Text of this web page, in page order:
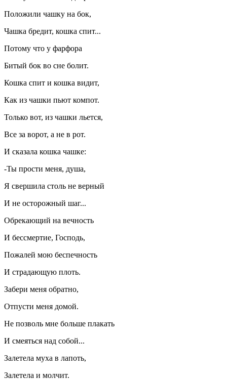
Положили чашку на бок,
Чашка бредит, кошка спит...
Потому что у фарфора
Битый бок во сне болит.
Кошка спит и кошка видит,
Как из чашки пьют компот.
Только вот, из чашки льется,
Все за ворот, а не в рот.
И сказала кошка чашке:
-Ты прости меня, душа,
Я свершила столь не верный
И не осторожный шаг...
Обрекающий на вечность
И бессмертие, Господь,
Пожалей мою беспечность
И страдающую плоть.
Забери меня обратно,
Отпусти меня домой.
Не позволь мне больше плакать
И смеяться над собой...
Залетела муха в лапоть,
Залетела и молчит.